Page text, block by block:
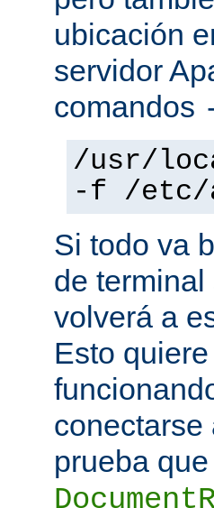
ubicación
servidor
comandos
/usr/
-f /etc/
Si todo va
de
volverá a
Esto
conectarse
prueba